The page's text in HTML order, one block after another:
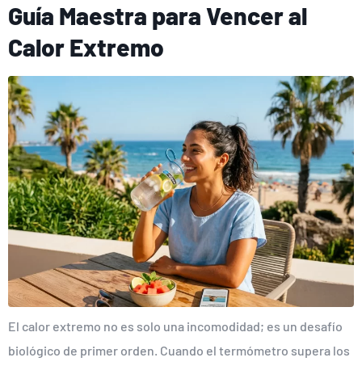
Guía Maestra para Vencer al
Calor Extremo
El calor extremo no es solo una incomodidad; es un desafío
biológico de primer orden. Cuando el termómetro supera los